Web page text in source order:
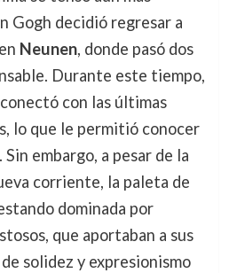
Gogh decidió regresar a
Neunen, donde pasó dos
Durante este tiempo,
con las últimas
lo que le permitió conocer
. Sin embargo, a pesar de la
corriente, la paleta de
dominada por
que aportaban a sus
solidez y expresionismo